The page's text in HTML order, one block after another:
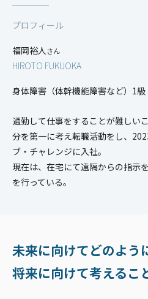
プロフィール
福岡裕人さん
HIROTO FUKUOKA
身体障害（体幹機能障害など）1級
通勤して仕事をすることが難しい
分を第一に考え転職活動をし、
ブ・チャレンジに入社。
現在は、在宅にて遠隔からの指示
を行っている。
未来に向けてどのよう
将来に向けて考えるこ